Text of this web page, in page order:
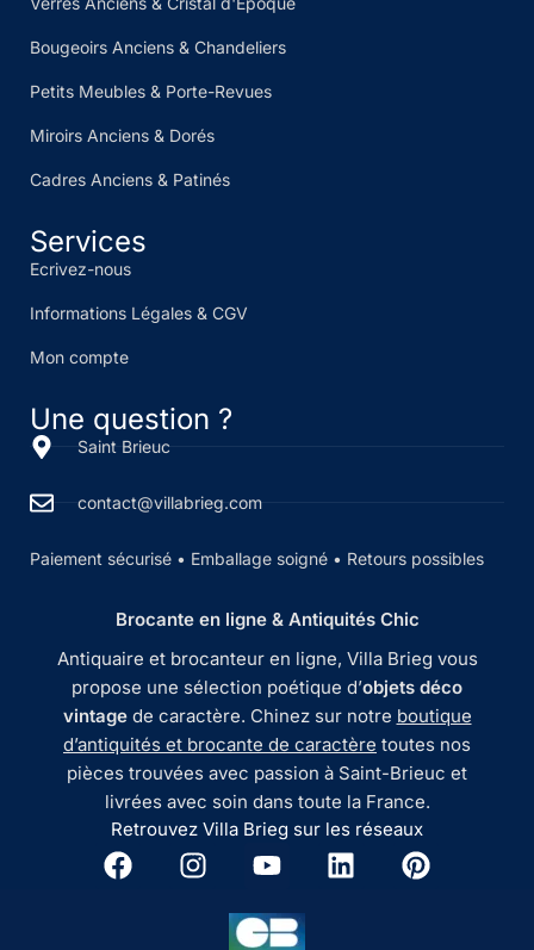
Bougeoirs Anciens & Chandeliers
Petits Meubles & Porte-Revues
Miroirs Anciens & Dorés
Cadres Anciens & Patinés
Services
Ecrivez-nous
Informations Légales & CGV
Mon compte
Une question ?
Saint Brieuc
contact@villabrieg.com
Paiement sécurisé • Emballage soigné • Retours possibles
Brocante en ligne & Antiquités Chic
Antiquaire et brocanteur en ligne, Villa Brieg vous
propose une sélection poétique d’objets déco
vintagede caractère. Chinez sur notre boutique
d’antiquités et brocante de caractère toutes nos
pièces trouvées avec passion à Saint-Brieuc et
livrées avec soin dans toute la France.
Retrouvez Villa Brieg sur les réseaux